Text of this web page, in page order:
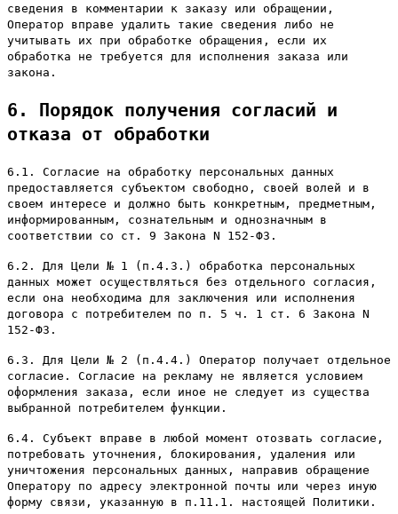
сведения в комментарии к заказу или обращении,
Оператор вправе удалить такие сведения либо не
учитывать их при обработке обращения, если их
обработка не требуется для исполнения заказа или
закона.
6. Порядок получения согласий и
отказа от обработки
6.1. Согласие на обработку персональных данных
предоставляется субъектом свободно, своей волей и в
своем интересе и должно быть конкретным, предметным,
информированным, сознательным и однозначным в
соответствии со ст. 9 Закона N 152-ФЗ.
6.2. Для Цели № 1 (п.4.3.) обработка персональных
данных может осуществляться без отдельного согласия,
если она необходима для заключения или исполнения
договора с потребителем по п. 5 ч. 1 ст. 6 Закона N
152-ФЗ.
6.3. Для Цели № 2 (п.4.4.) Оператор получает отдельное
согласие. Согласие на рекламу не является условием
оформления заказа, если иное не следует из существа
выбранной потребителем функции.
6.4. Субъект вправе в любой момент отозвать согласие,
потребовать уточнения, блокирования, удаления или
уничтожения персональных данных, направив обращение
Оператору по адресу электронной почты или через иную
форму связи, указанную в п.11.1. настоящей Политики.